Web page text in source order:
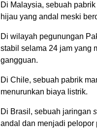
Di Malaysia, sebuah
hijau yang andal meski
Di wilayah pegunungan
stabil selama 24 jam yang
gangguan.
Di Chile, sebuah pabrik
menurunkan biaya listrik.
Di Brasil, sebuah jaringan
andal dan menjadi pelopor